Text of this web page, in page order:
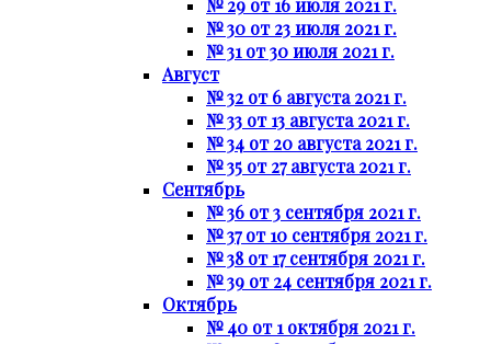
№ 29 от 16 июля 2021 г.
№ 30 от 23 июля 2021 г.
№ 31 от 30 июля 2021 г.
Август
№ 32 от 6 августа 2021 г.
№ 33 от 13 августа 2021 г.
№ 34 от 20 августа 2021 г.
№ 35 от 27 августа 2021 г.
Сентябрь
№ 36 от 3 сентября 2021 г.
№ 37 от 10 сентября 2021 г.
№ 38 от 17 сентября 2021 г.
№ 39 от 24 сентября 2021 г.
Октябрь
№ 40 от 1 октября 2021 г.